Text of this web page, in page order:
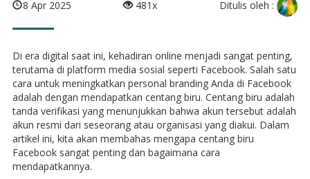
8 Apr 2025 481x Ditulis oleh :
Di era digital saat ini, kehadiran online menjadi sangat penting,
terutama di platform media sosial seperti Facebook. Salah satu
cara untuk meningkatkan personal branding Anda di Facebook
adalah dengan mendapatkan centang biru. Centang biru adalah
tanda verifikasi yang menunjukkan bahwa akun tersebut adalah
akun resmi dari seseorang atau organisasi yang diakui. Dalam
artikel ini, kita akan membahas mengapa centang biru
Facebook sangat penting dan bagaimana cara
mendapatkannya.